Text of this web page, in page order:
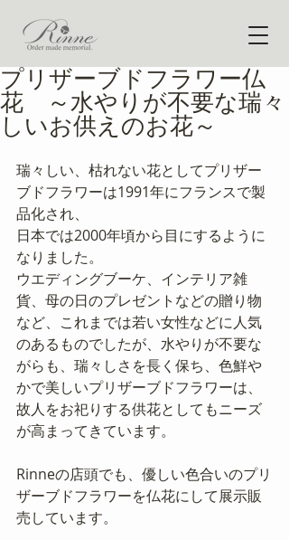
プリザーブドフラワー仏
花 ～水やりが不要な瑞々
しいお供えのお花～
瑞々しい、枯れない花としてプリザー
ブドフラワーは1991年にフランスで製
品化され、
日本では2000年頃から目にするように
なりました。
ウエディングブーケ、インテリア雑
貨、母の日のプレゼントなどの贈り物
など、これまでは若い女性などに人気
のあるものでしたが、水やりが不要な
がらも、瑞々しさを長く保ち、色鮮や
かで美しいプリザーブドフラワーは、
故人をお祀りする供花としてもニーズ
が高まってきています。
Rinneの店頭でも、優しい色合いのプリ
ザーブドフラワーを仏花にして展示販
売しています。